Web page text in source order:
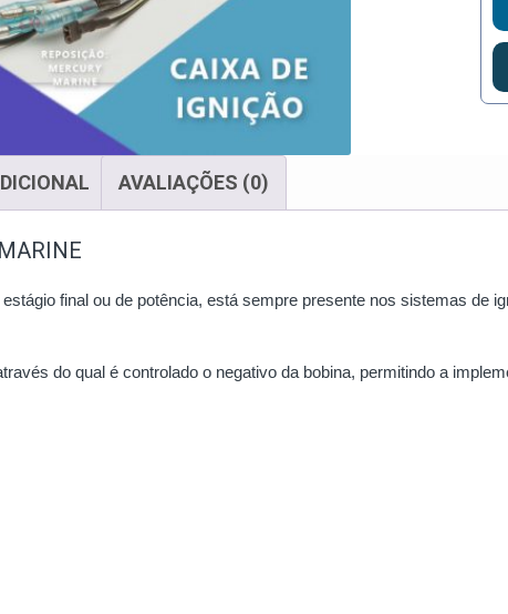
AVALIAÇÕES (0)
final ou de potência, está sempre presente nos sistemas de
do qual é controlado o negativo da bobina, permitindo a